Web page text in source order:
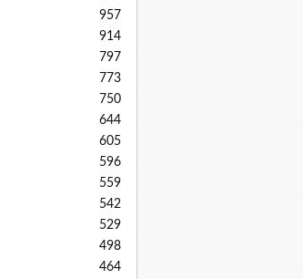
957
914
797
773
750
644
605
596
559
542
529
498
464